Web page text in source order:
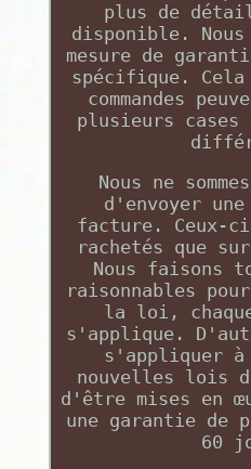
plus de
disponible. Nous
mesure de
spécifique.
commandes
plusieurs cases
Nous ne
d'envoyer une
facture. Ceux-
rachetés que
Nous faisons
raisonnables
la loi,
s'applique.
s'appliquer à
nouvelles lois
d'être mises en
une garantie de
60